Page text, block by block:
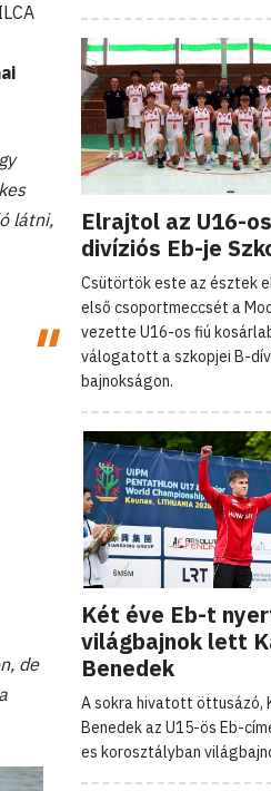
látni,
de
Elrajtol az U16-
divíziós Eb-je
Csütörtök este az észtek
első csoportmeccsét a
vezette U16-os fiú
válogatott a szkopjei B-
bajnokságon.
Két éve Eb-t
világbajnok lett
Benedek
A sokra hivatott öttusázó,
Benedek az U15-ös Eb-
es korosztályban